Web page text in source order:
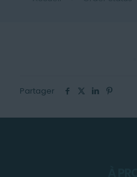
Partager